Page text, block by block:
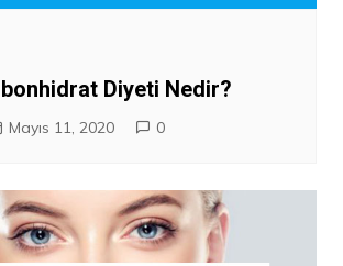
Diyeti Nedir?
Mayıs 11, 2020 0